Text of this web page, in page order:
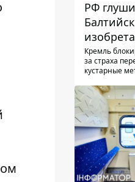
РФ
РЭБ
Кремль
за страха
кустарные